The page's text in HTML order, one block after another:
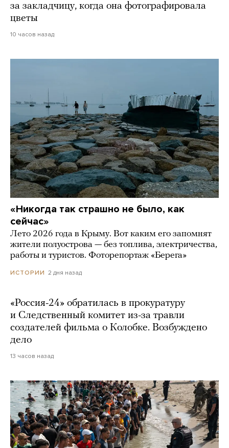
за закладчицу, когда она фотографировала
цветы
10 часов назад
«Никогда так страшно не было, как
сейчас»
Лето 2026 года в Крыму. Вот каким его запомнят
жители полуострова — без топлива, электричества,
работы и туристов. Фоторепортаж «Берега»
ИСТОРИИ 2 дня назад
«Россия-24» обратилась в прокуратуру
и Следственный комитет из-за травли
создателей фильма о Колобке. Возбуждено
дело
13 часов назад